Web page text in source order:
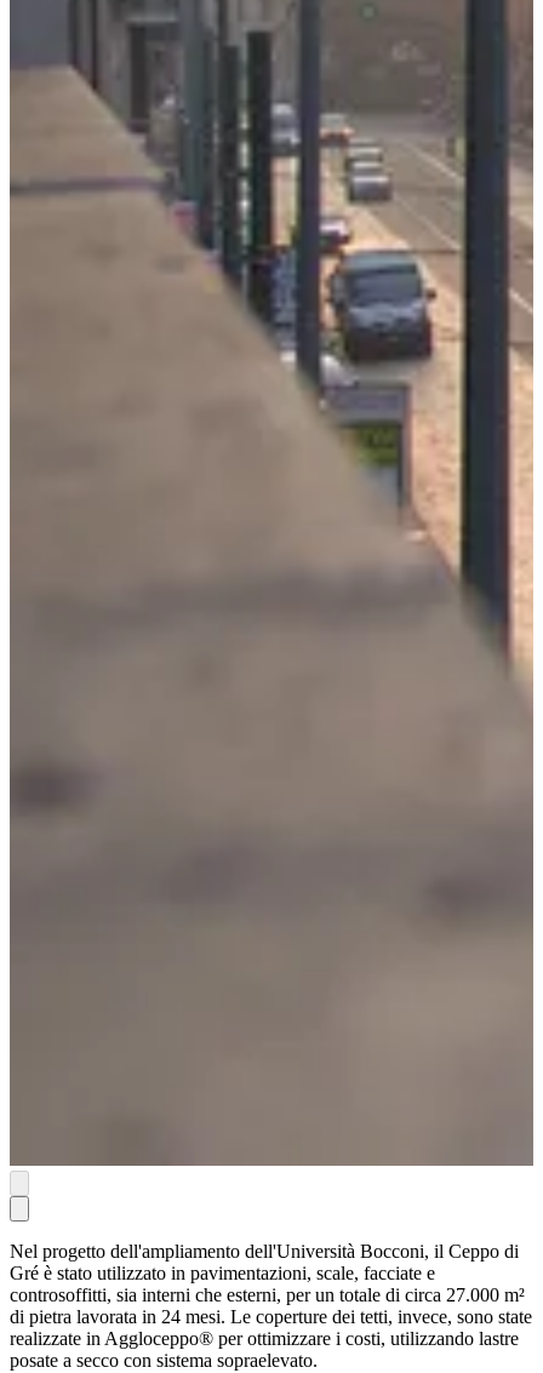
Nel progetto dell'ampliamento dell'Università Bocconi, il Ceppo di
Gré è stato utilizzato in pavimentazioni, scale, facciate e
controsoffitti, sia interni che esterni, per un totale di circa 27.000 m²
di pietra lavorata in 24 mesi. Le coperture dei tetti, invece, sono state
realizzate in Aggloceppo® per ottimizzare i costi, utilizzando lastre
posate a secco con sistema sopraelevato.